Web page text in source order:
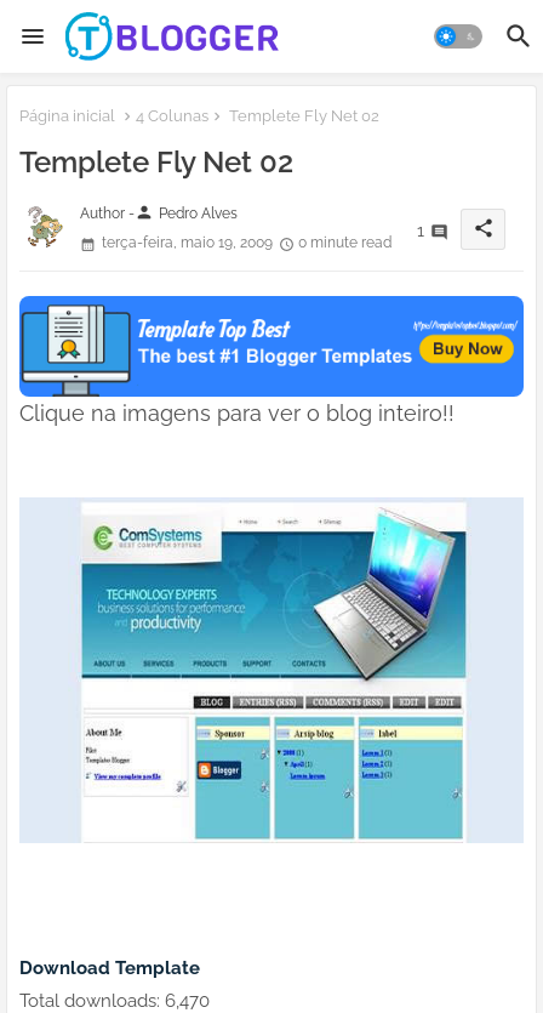
Página inicial 4 Colunas Templete Fly Net 02
Templete Fly Net 02
Author -person Pedro Alves
terça-feira, maio 19, 2009
0 minute read
1 share
Clique na imagens para ver o blog inteiro!!
Download Template
Total downloads: 6,470